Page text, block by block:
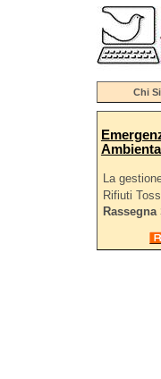
Chi
La
Rifiuti
Rassegna